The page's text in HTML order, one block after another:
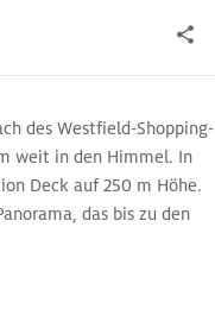
des Westfield-Shopping-
weit in den Himmel. In
Deck auf 250 m Höhe.
das bis zu den